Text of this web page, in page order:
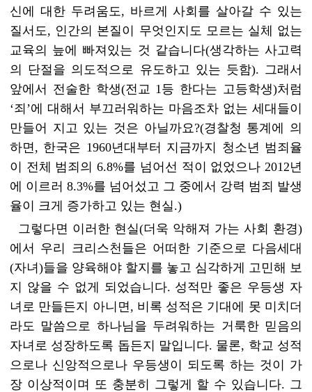
신에 대한 두려움도, 바르게 사회를 살아갈 수 있는
질서도, 인간의 본질이 무엇인지도 모르는 실체 없는
교육의 늪에 빠져있는 것 같습니다(생각하는 사고력
의 단절을 의도적으로 유도하고 있는 듯함). 그래서
앞에서 전술한 학생(전교 1등 한다는 고등학생)처럼
‘죄’에 대해서 부끄러워하는 마음조차 없는 세대들이
만들어 지고 있는 것은 아닐까요?(경찰청 통계에 의
하면, 한국은 1960년대부터 지금까지 청소년 범죄율
이 전체 범죄의 6.8%를 넘어선 적이 없었으나 2012년
에 이르러 8.3%를 넘어섰고 그 중에서 강력 범죄 발생
율이 크게 증가하고 있는 현실.)
그렇다면 이러한 현실(더욱 악해져 가는 사회 환경)
에서 우리 크리스천들은 어떠한 기준으로 다음세대
(자녀)들을 양육해야 할지를 놓고 심각하게 고민해 보
지 않을 수 없게 되었습니다. 성적만 좋은 우등생 자
녀로 만들든지 아니면, 비록 성적은 기대에 못 미치더
라도 말씀으로 하나님을 두려워하는 거룩한 믿음의
자녀로 성장하도록 돕든지 말입니다. 물론, 학교 성적
으로나 신앙적으로나 우등생이 되도록 하는 것이 가
장 이상적이며 또 충분히 그렇게 할 수 있습니다. 그